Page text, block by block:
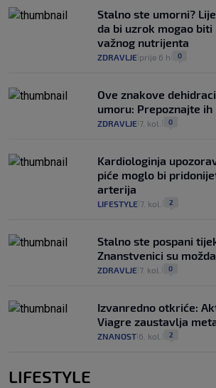
Stalno ste umorni?
da bi uzrok mogao
važnog nutrijenta
ZDRAVLJE prije 6 h 0
Ove znakove
umoru: Prepoznajte
ZDRAVLJE 7. kol. 0
Kardiologinja
piće moglo bi
arterija
LIFESTYLE 7. kol. 2
Stalno ste pospani
Znanstvenici su
ZDRAVLJE 7. kol. 0
Izvanredno otkriće:
Viagre zaustavlja
ZNANOST 6. kol. 2
LIFESTYLE